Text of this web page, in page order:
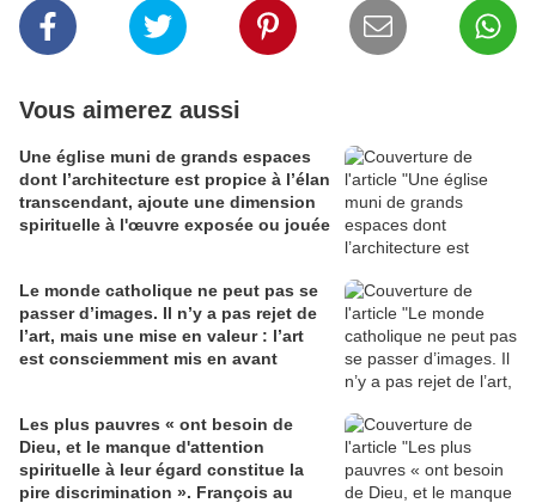
Vous aimerez aussi
Une église muni de grands espaces
dont l’architecture est propice à l’élan
transcendant, ajoute une dimension
spirituelle à l'œuvre exposée ou jouée
Le monde catholique ne peut pas se
passer d’images. Il n’y a pas rejet de
l’art, mais une mise en valeur : l’art
est consciemment mis en avant
Les plus pauvres « ont besoin de
Dieu, et le manque d'attention
spirituelle à leur égard constitue la
pire discrimination ». François au